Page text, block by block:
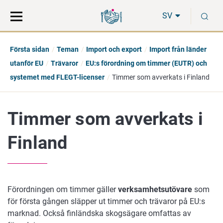
direkt
till
på
hela
SV
Första sidan Teman Import och export
Import från länder
utanför EU
Trävaror
EU:s förordning om timmer (EUTR) och
systemet med FLEGT-licenser
Timmer som avverkats i Finland
Timmer som avverkats i
Finland
Förordningen om timmer gällerverksamhetsutövare som
för första gången släpper ut timmer och trävaror på EU:s
marknad. Också finländska skogsägare omfattas av